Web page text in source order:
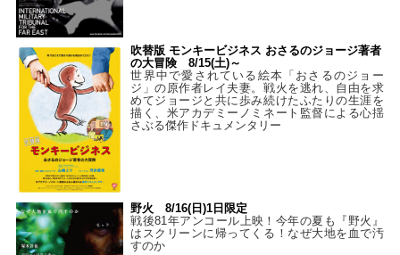
吹替版 モンキービジネス おさるのジョージ著者
の大冒険 8/15(土)～
世界中で愛されている絵本「おさるのジョー
ジ」の原作者レイ夫妻。戦火を逃れ、自由を求
めてジョージと共に歩み続けたふたりの生涯を
描く、米アカデミーノミネート監督による心揺
さぶる傑作ドキュメンタリー
野火 8/16(日)1日限定
戦後81年アンコール上映！今年の夏も『野火』
はスクリーンに帰ってくる！なぜ大地を血で汚
すのか